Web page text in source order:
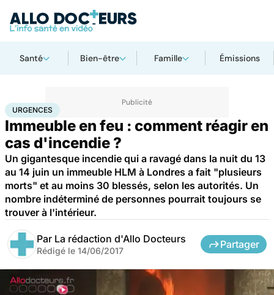
Santé Bien-être Famille Émissions
AccueilSanté Urgences
URGENCES
Immeuble en feu : comment réagir en
cas d'incendie ?
Un gigantesque incendie qui a ravagé dans la nuit du 13
au 14 juin un immeuble HLM à Londres a fait "plusieurs
morts" et au moins 30 blessés, selon les autorités. Un
nombre indéterminé de personnes pourrait toujours se
trouver à l'intérieur.
Par La rédaction d'Allo Docteurs
Rédigé le 14/06/2017
Partager